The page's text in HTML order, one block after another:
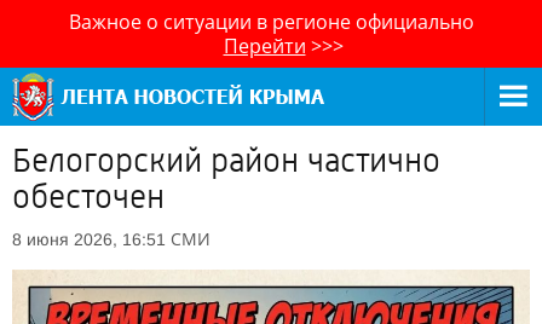
Важное о ситуации в регионе официально
Перейти >>>
Белогорский район частично
обесточен
8 июня 2026, 16:51 СМИ